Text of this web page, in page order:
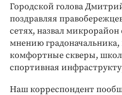
Городской голова
поздравляя
сетях, назвал
мнению градоначальника,
комфортные скверы,
спортивная
Наш корреспондент